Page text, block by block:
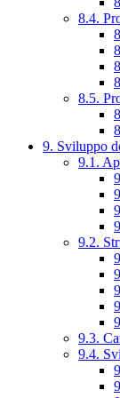
8.4.
8.5.
9. Sviluppo
9.1.
9.2.
9.3.
9.4.